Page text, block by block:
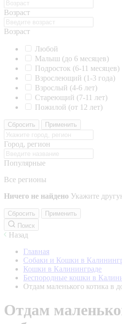
Возраст
Возраст
Любой
Малыш (до 6 месяцев)
Подросток (6-11 месяцев)
Взрослеющий (1-3 года)
Взрослый (4-6 лет)
Стареющий (7-11 лет)
Пожилой (от 12 лет)
Сбросить Применить
Город, регион
Популярные
Все регионы
Ничего не найдено Укажите
Сбросить
Применить
Поиск
Назад
Главная
Собаки и Кошки в
Кошки в Калининграде
Беспородные кошки в
Отдам маленького котика в
Отдам